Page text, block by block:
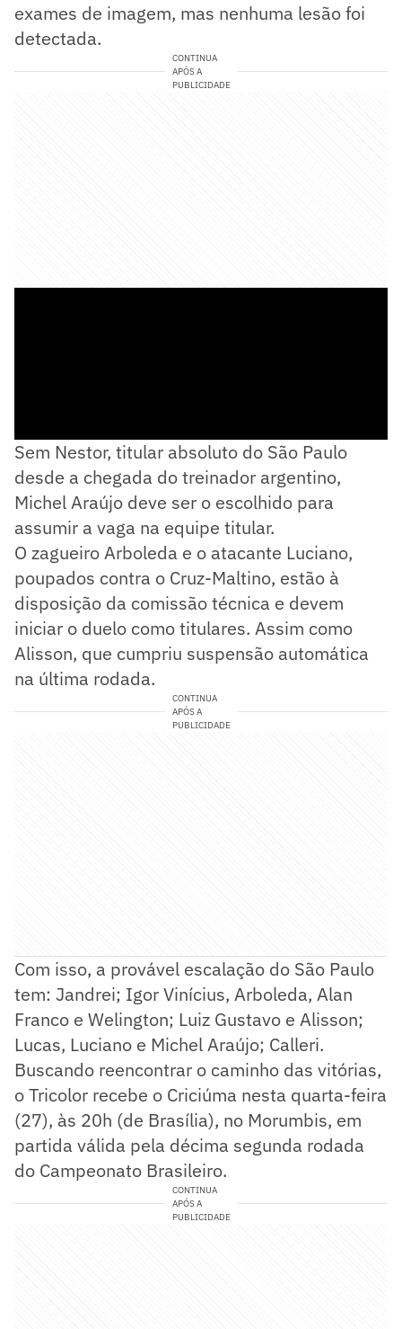
exames de imagem, mas nenhuma lesão foi
detectada.
CONTINUA
APÓS A
PUBLICIDADE
Sem Nestor, titular absoluto do São Paulo
desde a chegada do treinador argentino,
Michel Araújo deve ser o escolhido para
assumir a vaga na equipe titular.
O zagueiro Arboleda e o atacante Luciano,
poupados contra o Cruz-Maltino, estão à
disposição da comissão técnica e devem
iniciar o duelo como titulares. Assim como
Alisson, que cumpriu suspensão automática
na última rodada.
CONTINUA
APÓS A
PUBLICIDADE
Com isso, a provável escalação do São Paulo
tem: Jandrei; Igor Vinícius, Arboleda, Alan
Franco e Welington; Luiz Gustavo e Alisson;
Lucas, Luciano e Michel Araújo; Calleri.
Buscando reencontrar o caminho das vitórias,
o Tricolor recebe o Criciúma nesta quarta-feira
(27), às 20h (de Brasília), no Morumbis, em
partida válida pela décima segunda rodada
do Campeonato Brasileiro.
CONTINUA
APÓS A
PUBLICIDADE